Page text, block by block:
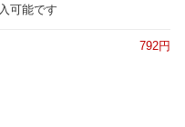
可能です
792円